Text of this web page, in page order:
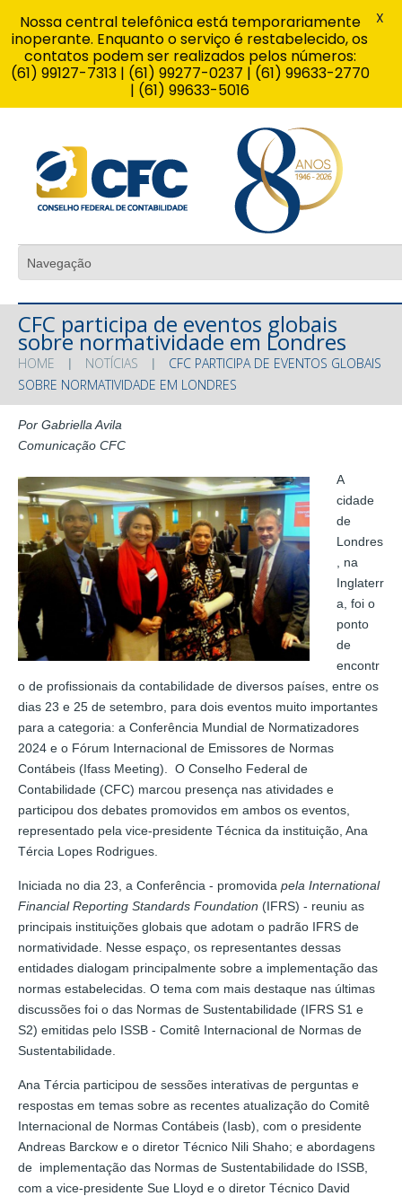
CFC participa de eventos globais
sobre normatividade em Londres
HOME NOTÍCIAS
CFC PARTICIPA DE EVENTOS GLOBAIS
SOBRE NORMATIVIDADE EM LONDRES
Por Gabriella Avila
Comunicação CFC
A
cidade
de
Londres
, na
Inglaterr
a, foi o
ponto
de
encontr
o de profissionais da contabilidade de diversos países, entre os
dias 23 e 25 de setembro, para dois eventos muito importantes
para a categoria: a Conferência Mundial de Normatizadores
2024 e o Fórum Internacional de Emissores de Normas
Contábeis (Ifass Meeting). O Conselho Federal de
Contabilidade (CFC) marcou presença nas atividades e
participou dos debates promovidos em ambos os eventos,
representado pela vice-presidente Técnica da instituição, Ana
Tércia Lopes Rodrigues.
Iniciada no dia 23, a Conferência - promovida pela International
Financial Reporting Standards Foundation (IFRS) - reuniu as
principais instituições globais que adotam o padrão IFRS de
normatividade. Nesse espaço, os representantes dessas
entidades dialogam principalmente sobre a implementação das
normas estabelecidas. O tema com mais destaque nas últimas
discussões foi o das Normas de Sustentabilidade (IFRS S1 e
S2) emitidas pelo ISSB - Comitê Internacional de Normas de
Sustentabilidade.
Ana Tércia participou de sessões interativas de perguntas e
respostas em temas sobre as recentes atualização do Comitê
Internacional de Normas Contábeis (Iasb), com o presidente
Andreas Barckow e o diretor Técnico Nili Shaho; e abordagens
de implementação das Normas de Sustentabilidade do ISSB,
com a vice-presidente Sue Lloyd e o diretor Técnico David
Nossa central telefônica está temporariamente
inoperante. Enquanto o serviço é restabelecido, os
contatos podem ser realizados pelos números:
(61) 99127-7313 | (61) 99277-0237 | (61) 99633-2770
| (61) 99633-5016
X